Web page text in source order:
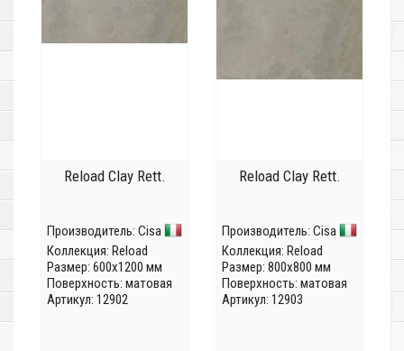
Reload Clay Rett.
Производитель: Cisa
Коллекция: Reload
Размер: 600x1200 мм
Поверхность: матовая
Артикул: 12902
Reload Clay Rett.
Производитель: Cisa
Коллекция: Reload
Размер: 800x800 мм
Поверхность: матовая
Артикул: 12903